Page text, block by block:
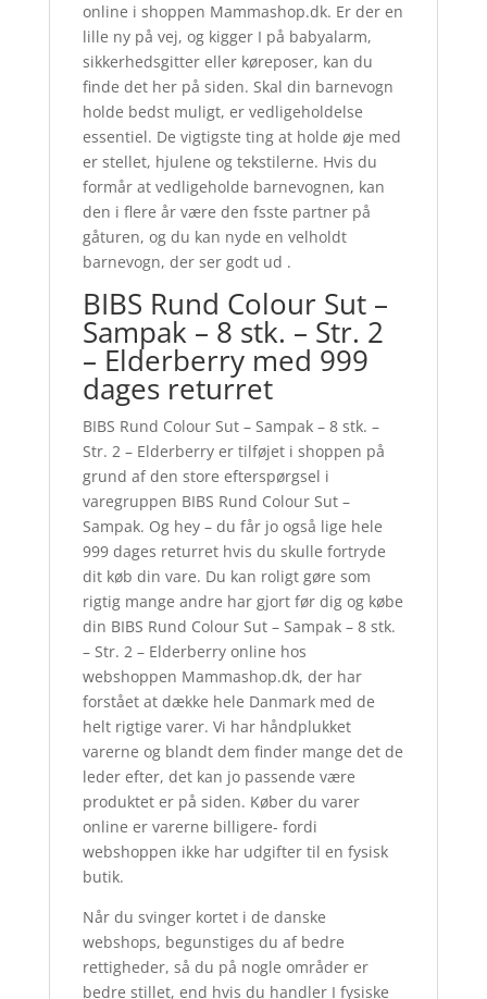
online i shoppen Mammashop.dk. Er der en
lille ny på vej, og kigger I på babyalarm,
sikkerhedsgitter eller køreposer, kan du
finde det her på siden. Skal din barnevogn
holde bedst muligt, er vedligeholdelse
essentiel. De vigtigste ting at holde øje med
er stellet, hjulene og tekstilerne. Hvis du
formår at vedligeholde barnevognen, kan
den i flere år være den fsste partner på
gåturen, og du kan nyde en velholdt
barnevogn, der ser godt ud .
BIBS Rund Colour Sut –
Sampak – 8 stk. – Str. 2
– Elderberry med 999
dages returret
BIBS Rund Colour Sut – Sampak – 8 stk. –
Str. 2 – Elderberry er tilføjet i shoppen på
grund af den store efterspørgsel i
varegruppen BIBS Rund Colour Sut –
Sampak. Og hey – du får jo også lige hele
999 dages returret hvis du skulle fortryde
dit køb din vare. Du kan roligt gøre som
rigtig mange andre har gjort før dig og købe
din BIBS Rund Colour Sut – Sampak – 8 stk.
– Str. 2 – Elderberry online hos
webshoppen Mammashop.dk, der har
forstået at dække hele Danmark med de
helt rigtige varer. Vi har håndplukket
varerne og blandt dem finder mange det de
leder efter, det kan jo passende være
produktet er på siden. Køber du varer
online er varerne billigere- fordi
webshoppen ikke har udgifter til en fysisk
butik.
Når du svinger kortet i de danske
webshops, begunstiges du af bedre
rettigheder, så du på nogle områder er
bedre stillet, end hvis du handler I fysiske